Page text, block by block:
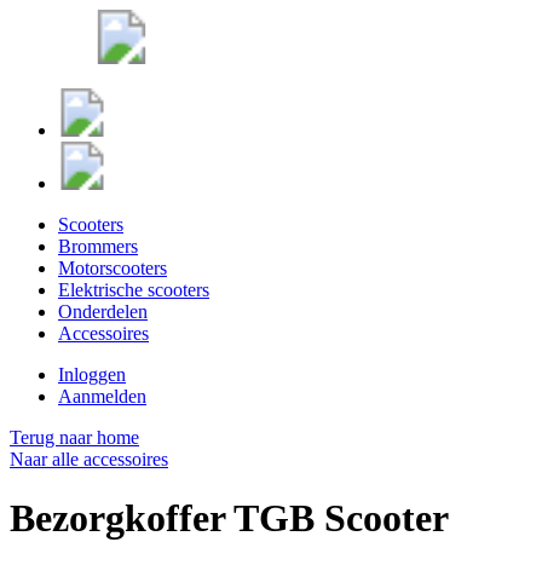
Scooters
Brommers
Motorscooters
Elektrische scooters
Onderdelen
Accessoires
Inloggen
Aanmelden
Terug naar home
Naar alle accessoires
Bezorgkoffer TGB Scooter